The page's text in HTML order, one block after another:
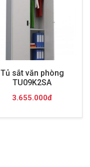
Tủ sắt văn phòng
TU09K2SA
3.655.000đ